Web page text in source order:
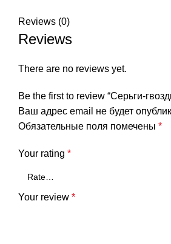
Reviews (0)
Reviews
There are no reviews yet.
Be the first to review “Серьги-
Ваш адрес email не будет
Обязательные поля помечены *
Your rating *
Your review *